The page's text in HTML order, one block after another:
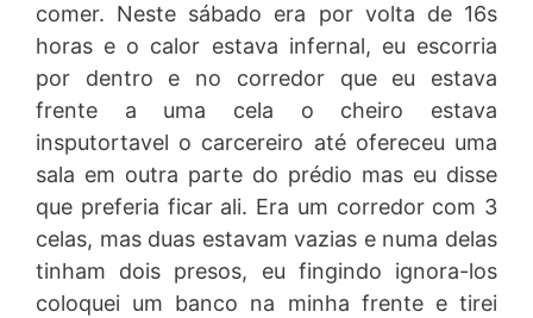
comer. Neste sábado era por volta de 16s
horas e o calor estava infernal, eu escorria
por dentro e no corredor que eu estava
frente a uma cela o cheiro estava
insputortavel o carcereiro até ofereceu uma
sala em outra parte do prédio mas eu disse
que preferia ficar ali. Era um corredor com 3
celas, mas duas estavam vazias e numa delas
tinham dois presos, eu fingindo ignora-los
coloquei um banco na minha frente e tirei